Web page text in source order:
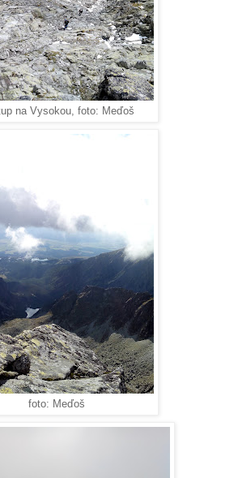
na Vysokou, foto: Meďoš
foto: Meďoš